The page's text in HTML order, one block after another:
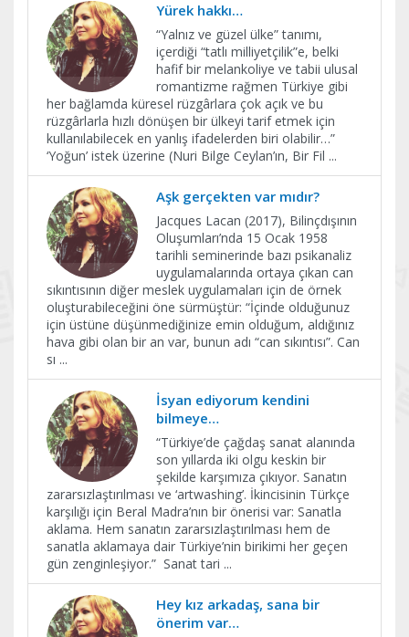
Yürek hakkı…
“Yalnız ve güzel ülke” tanımı,
içerdiği “tatlı milliyetçilik”e, belki
hafif bir melankoliye ve tabii ulusal
romantizme rağmen Türkiye gibi
her bağlamda küresel rüzgârlara çok açık ve bu
rüzgârlarla hızlı dönüşen bir ülkeyi tarif etmek için
kullanılabilecek en yanlış ifadelerden biri olabilir…”
‘Yoğun’ istek üzerine (Nuri Bilge Ceylan’ın, Bir Fil ...
Aşk gerçekten var mıdır?
Jacques Lacan (2017), Bilinçdışının
Oluşumları’nda 15 Ocak 1958
tarihli seminerinde bazı psikanaliz
uygulamalarında ortaya çıkan can
sıkıntısının diğer meslek uygulamaları için de örnek
oluşturabileceğini öne sürmüştür: “İçinde olduğunuz
için üstüne düşünmediğinize emin olduğum, aldığınız
hava gibi olan bir an var, bunun adı “can sıkıntısı”. Can
sı ...
İsyan ediyorum kendini
bilmeye…
“Türkiye’de çağdaş sanat alanında
son yıllarda iki olgu keskin bir
şekilde karşımıza çıkıyor. Sanatın
zararsızlaştırılması ve ‘artwashing’. İkincisinin Türkçe
karşılığı için Beral Madra’nın bir önerisi var: Sanatla
aklama. Hem sanatın zararsızlaştırılması hem de
sanatla aklamaya dair Türkiye’nin birikimi her geçen
gün zenginleşiyor.” Sanat tari ...
Hey kız arkadaş, sana bir
önerim var…